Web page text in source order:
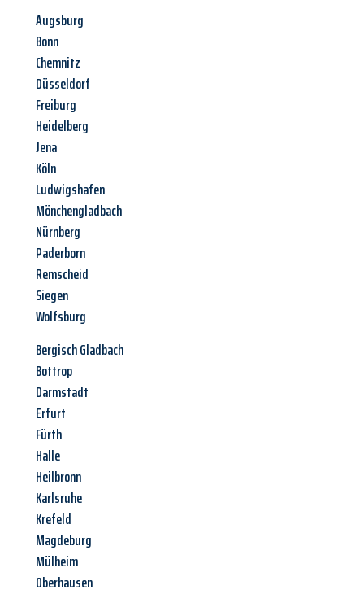
Augsburg
Bonn
Chemnitz
Düsseldorf
Freiburg
Heidelberg
Jena
Köln
Ludwigshafen
Mönchengladbach
Nürnberg
Paderborn
Remscheid
Siegen
Wolfsburg
Bergisch Gladbach
Bottrop
Darmstadt
Erfurt
Fürth
Halle
Heilbronn
Karlsruhe
Krefeld
Magdeburg
Mülheim
Oberhausen